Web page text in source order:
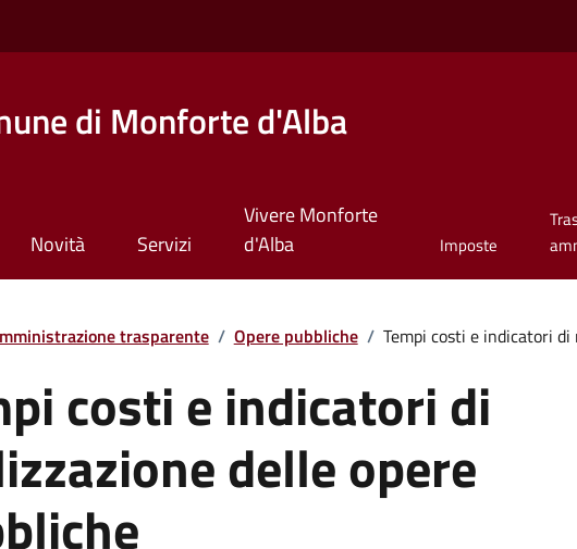
di Monforte d'Alba
Novità Servizi
Vivere Monforte
d'Alba
Imposte
trasparente / Opere pubbliche / Tempi costi e indicatori di
costi e indicatori di
delle opere